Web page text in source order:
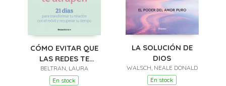
CÓMO EVITAR QUE
LAS REDES TE
ATRAPEN
BELTRAN, LAURA
En stock
LA SOLUCIÓN DE
DIOS
WALSCH, NEALE DONALD
En stock